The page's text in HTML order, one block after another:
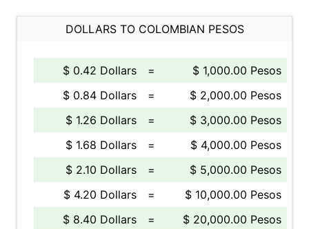
DOLLARS TO COLOMBIAN PESOS
$ 0.42 Dollars =
$ 1,000.00 Pesos
$ 0.84 Dollars
=
$ 2,000.00 Pesos
$ 1.26 Dollars
=
$ 3,000.00 Pesos
$ 1.68 Dollars
=
$ 4,000.00 Pesos
$ 2.10 Dollars
=
$ 5,000.00 Pesos
$ 4.20 Dollars
=
$ 10,000.00 Pesos
$ 8.40 Dollars
=
$ 20,000.00 Pesos